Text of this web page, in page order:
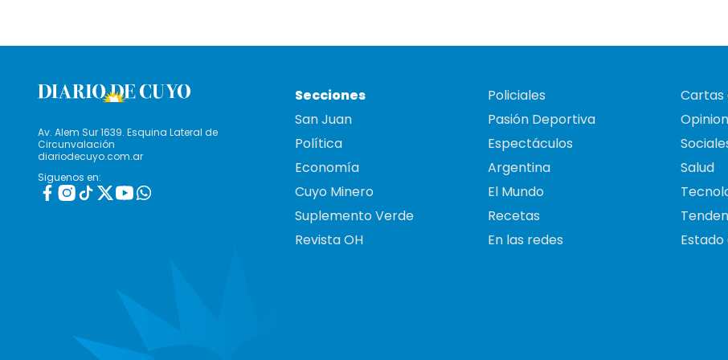
Av. Alem Sur 1639. Esquina Lateral de
Circunvalación
diariodecuyo.com.ar
Siguenos en:
Secciones
San Juan
Política
Economía
Cuyo Minero
Suplemento Verde
Revista OH
Policiales
Pasión Deportiva
Espectáculos
Argentina
El Mundo
Recetas
En las redes
Opinion
Salud